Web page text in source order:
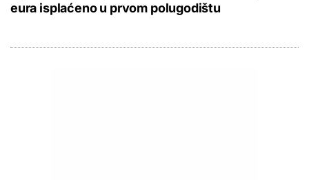
eura isplaćeno u prvom polugodištu